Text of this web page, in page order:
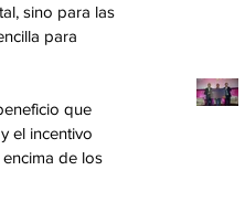
sino para las
para
que
el incentivo
de los